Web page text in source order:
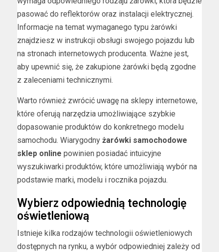
pasować do reflektorów oraz instalacji elektrycznej.
Informacje na temat wymaganego typu żarówki
znajdziesz w instrukcji obsługi swojego pojazdu lub
na stronach internetowych producenta. Ważne jest,
aby upewnić się, że zakupione żarówki będą zgodne
z zaleceniami technicznymi.
Warto również zwrócić uwagę na sklepy internetowe,
które oferują narzędzia umożliwiające szybkie
dopasowanie produktów do konkretnego modelu
samochodu. Wiarygodny żarówki samochodowe
sklep online powinien posiadać intuicyjne
wyszukiwarki produktów, które umożliwiają wybór na
podstawie marki, modelu i rocznika pojazdu.
Wybierz odpowiednią technologię
oświetleniową
Istnieje kilka rodzajów technologii oświetleniowych
dostępnych na rynku, a wybór odpowiedniej zależy od